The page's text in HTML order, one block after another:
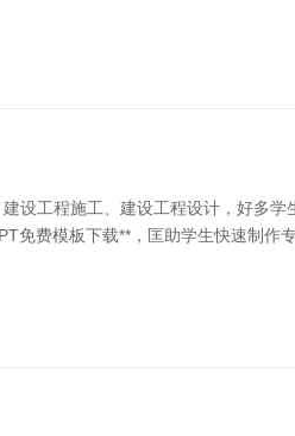
设工程施工、建设工程设计，好多学
费模板下载**，匡助学生快速制作